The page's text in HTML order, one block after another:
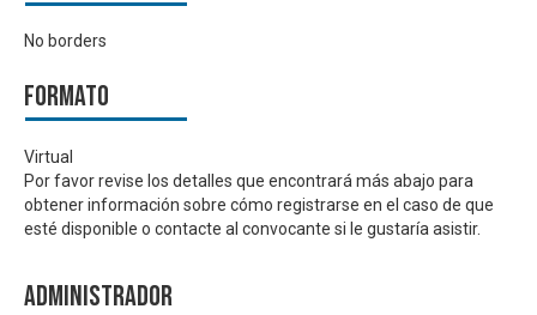
No borders
Formato
Virtual
Por favor revise los detalles que encontrará más abajo para
obtener información sobre cómo registrarse en el caso de que
esté disponible o contacte al convocante si le gustaría asistir.
Administrador